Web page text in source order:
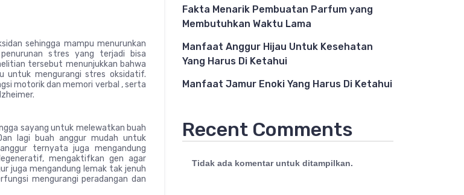
sehingga mampu menurunkan
stres yang terjadi bisa
tersebut menunjukkan bahwa
untuk mengurangi stres oksidatif.
motorik dan memori verbal , serta
sayang untuk melewatkan buah
lagi buah anggur mudah untuk
ternyata juga mengandung
mengaktifkan gen agar
juga mengandung lemak tak jenuh
mengurangi peradangan dan
Fakta Menarik Pembuatan Parfum yang
Membutuhkan Waktu Lama
Manfaat Anggur Hijau Untuk Kesehatan
Yang Harus Di Ketahui
Manfaat Jamur Enoki Yang Harus Di Ketahui
Recent Comments
Tidak ada komentar untuk ditampilkan.